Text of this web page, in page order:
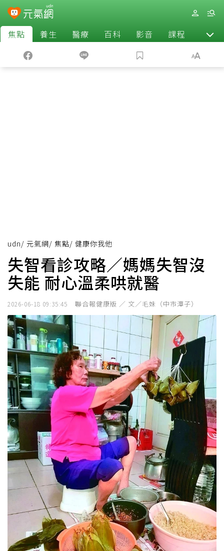
焦點 養生 醫療 百科 影音 課程 退休
udn/ 元氣網/ 焦點/ 健康你我他
失智看診攻略／媽媽失智沒
失能 耐心溫柔哄就醫
2026-06-18 09:35:45 聯合報健康版 ／ 文／毛妹（中市潭子）